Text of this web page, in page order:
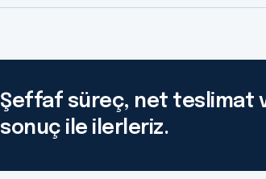
Şeffaf süreç, net teslimat
sonuç ile ilerleriz.